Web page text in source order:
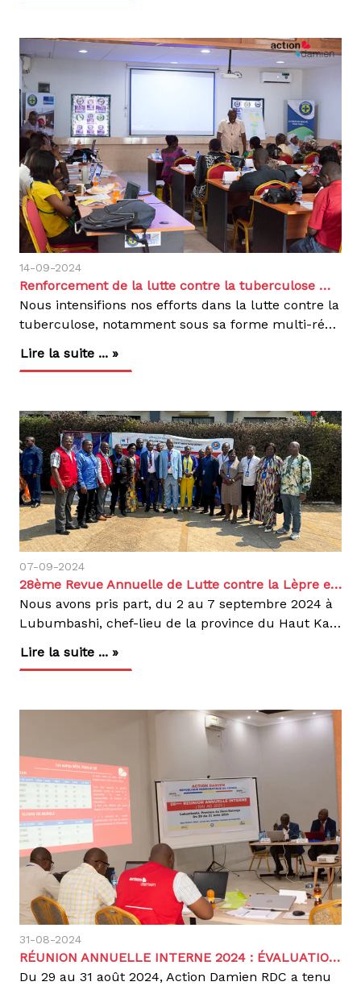
14-09-2024
Renforcement de la lutte contre la tuberculose multi-résistante à Kinshasa grâce à la collaboration avec la Plateforme Hospitalière RDC et le CEDA en RDC
Nous intensifions nos efforts dans la lutte contre la
tuberculose, notamment sous sa forme multi-résistante (TB-MR), en République Démocratique du Congo (RDC). Depuis plus de 60 ans, notre organisation se mobilise pour améliorer l’accès aux soins, diagnostiquer les malades et offrir un traitement complet et gratuit aux personnes touchées par la tuberculose, particulièrement dans les zones où les besoins sont les plus grands.À Kinshasa, la prise en charge des patients atteints de tuberculose multi-résistante a débuté il y a plus de 10 ans et s'est progressivement étendue à 50 Centres de Diagnostic et de Traitement (CDT TB PR) dans la ville. Malgré ces efforts, des défis subsistent. Les interruptions de traitement, la gestion inadéquate des effets secondaires et le manque de personnel formé augmentent le risque d’abandon et d’échec, pouvant entraîner l’apparition de formes plus graves de la maladie, comme la tuberculose ultra-résistante (XDR-TB). Face à cette situation critique, nous avons pris l’initiative de renforcer les capacités des prestataires de santé.En collaboration avec la Plateforme Hospitalière RDC (PH RDC) et notre Centre d’Excellence Damien (CEDA), nous avons organisé une formation destinée à 65 prestataires de santé issus de plusieurs Centres de Diagnostic et de Traitement (CDT TB PR) à Kinshasa. Cette formation, qui s'est tenue du 12 au 13 septembre 2024 dans la salle de conférence de MEMISA, visait à améliorer la qualité des soins et à garantir une prise en charge optimale des patients atteints de tuberculose pharmaco-résistante.Grâce à ces actions, les prestataires formés sont désormais mieux équipés pour faire face aux effets secondaires graves des traitements, assurer un suivi rigoureux des patients et éviter les abandons de traitement, réduisant ainsi le risque de propagation des formes résistantes de la tuberculose.Notre engagement ne s’arrête pas là. En travaillant en étroite collaboration avec les autorités locales et nos partenaires, nous mettons en place des stratégies à long terme pour renforcer le système de santé en RDC. Notre mission est de garantir à chaque patient un accès aux soins de qualité, tout en réduisant la propagation de cette maladie dévastatrice. En formant les professionnels de santé et en améliorant les infrastructures, nous contribuons directement à la diminution de la mortalité et à une meilleure prise en charge des malades.Nous sommes déterminés à poursuivre cette lutte jusqu’à ce que la tuberculose, sous toutes ses formes, soit définitivement éliminée. Ensemble, avec nos partenaires et les communautés locales, nous faisons un pas de plus vers un avenir où la tuberculose ne sera plus une menace pour nos sociétés.Ensemble, continuons à combattre la tuberculose.
Lire la suite ... »
07-09-2024
28ème Revue Annuelle de Lutte contre la Lèpre et la Tuberculose en RDC : Un Pas de plus vers l'élimination de deux endémies
Nous avons pris part, du 2 au 7 septembre 2024 à
Lubumbashi, chef-lieu de la province du Haut Katanga à la 28ème Réunion Annuelle de Lutte contre la Lèpre et la Tuberculose (RALT). Organisée par les Programmes Nationaux de Lutte contre la Lèpre (PNEL) et la Tuberculose (PNLT), avec l'appui du Ministère de la Santé Publique, Hygiène et Prévoyance Sociale, cette réunion visait à évaluer les avancées réalisées dans la lutte contre ces deux endémies et à identifier les défis à surmonter pour une meilleure efficacité.Thème et ObjectifsCette édition s'est tenue sous le thème : « Un pas de plus vers l'élimination de la lèpre et de la tuberculose en RDC : Innovations, Renforcement du Système de Santé et mise en œuvre de la Couverture Santé Universelle ». Les travaux ont rassemblé 104 participants, notamment des cadres des Coordinations provinciales de lutte contre la lèpre et la tuberculose, des unités centrales, ainsi que des partenaires techniques et financiers comme l’OMS, USAID, le Fonds Mondial et Action Damien.L’objectif général de la RALT était de contribuer à l'accélération de l'élimination de la lèpre et de la tuberculose en RDC. Les objectifs spécifiques incluaient l’évaluation des recommandations de la précédente revue, la validation des données épidémiologiques de 2023, ainsi que l’analyse des progrès et des obstacles dans la mise en œuvre des stratégies de lutte.Analyse des Résultats et InnovationsDurant cette revue, un accent particulier a été mis sur les approches innovantes et les nouvelles technologies utilisées dans la lutte contre ces maladies. Les discussions ont porté sur quatre principaux domaines d'intervention : la présomption, la prévention, le dépistage, et le traitement.Présomption : Une analyse approfondie des méthodes d’identification des personnes présumées infectées dans les communautés a été réalisée. Cela incluait des approches pour identifier les signes de la lèpre, de la tuberculose et des maladies tropicales négligées (MTN).Prévention : L'évaluation de la couverture vaccinale BCG et des traitements préventifs a été mise en avant, tout comme les efforts pour prévenir les infirmités liées à la lèpre.Dépistage : Les résultats des dépistages actifs et de routine, notamment dans les zones à forte vulnérabilité comme les prisons, ont été examinés. Les campagnes de dépistage telles que les "Journées Lèpre au Village" ont également été soulignées.Traitement : Le suivi des patients mis sous traitement entre 2022 et 2023 a été discuté, avec une attention particulière sur les goulots d’étranglement dans la prise en charge et les solutions proposées.Performance du réseau de laboratoire et gestion des médicamentsLe diagnostic en laboratoire, pilier de la lutte contre la tuberculose, a fait l’objet d’une analyse rigoureuse. Des solutions ont été proposées pour améliorer la qualité des services offerts, en lien avec la gestion des médicaments et des intrants de laboratoire. Un plan d’urgence a été élaboré pour les provinces en proie à l’insécurité.Lèpre : Bilan et DéfisLe nombre de cas de lèpre a légèrement augmenté en passant de 3 720 en 2022 à 3 945 en 2023. Bien que les infirmités de second degré aient diminué, de nombreux obstacles subsistent, tels que la faible couverture programmatique et l'insuffisance des financements. Les efforts doivent se poursuivre pour intégrer la détection avec les autres MTN à manifestations cutanées, telles que l'ulcère de Buruli.Tuberculose : Performances et ProgrèsLes participants ont examiné la notification des cas de tuberculose sensible et pharmaco-résistante, ainsi que la performance du réseau de diagnostic. Les progrès réalisés dans la gestion des cas pédiatriques et des populations clés ont été encouragés. Cependant, la rupture des stocks de médicaments et d'intrants de laboratoire reste un défi important, nécessitant des mesures de mitigation urgentes.Recommandations et PerspectivesLes principales recommandations pour l’année 2025 incluent l’amélioration de la notification des cas, le renforcement des capacités diagnostiques, ainsi que l’accroissement du soutien communautaire dans la recherche des soins, l’adhésion au traitement et la guérison. La mobilisation de financements réguliers a été fortement encouragée pour atteindre les objectifs fixés.En conclusion, la 28ème RALT a permis de faire le point sur les progrès accomplis tout en identifiant les lacunes à combler pour renforcer la lutte contre la lèpre et la tuberculose en RDC. Les participants ont réaffirmé leur engagement à travailler ensemble vers l'élimination de ces deux endémies, en se basant sur les innovations, le renforcement des systèmes de santé et l’implication communautaire et en tant qu’organisation engagée depuis des décennies dans la lutte contre ces maladies, nous continuerons à jouer un rôle clé pour rapprocher la RDC vers l'élimination de la lèpre et de la tuberculose.
Lire la suite ... »
31-08-2024
RÉUNION ANNUELLE INTERNE 2024 : ÉVALUATION, RENFORCEMENT ET MOBILISATION
Du 29 au 31 août 2024, Action Damien RDC a tenu